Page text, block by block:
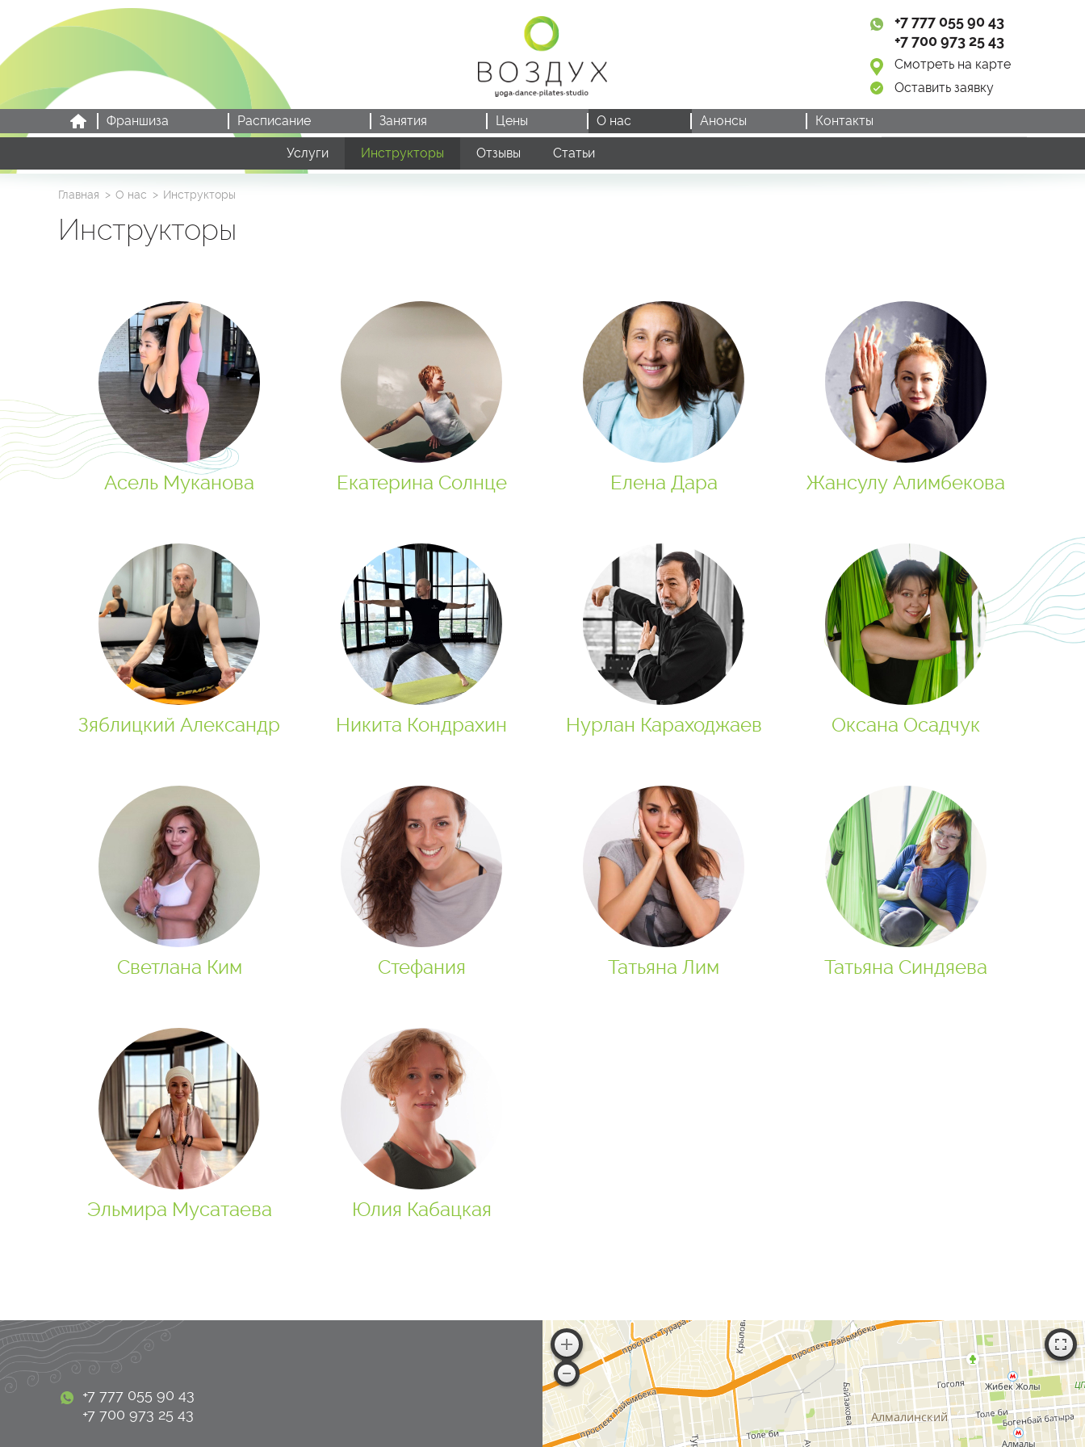
+7 777 055 90 43
+7 700 973 25 43
Смотреть на карте
Оставить заявку
Франшиза Расписание Занятия Цены О нас Анонсы Контакты
Услуги Инструкторы Отзывы Статьи
Главная О нас Инструкторы
Инструкторы
Асель Муканова Екатерина Солнце Елена Дара Жансулу Алимбекова
Зяблицкий Александр Никита Кондрахин Нурлан Караходжаев Оксана Осадчук
Светлана Ким Стефания Татьяна Лим Татьяна Синдяева
Эльмира Мусатаева Юлия Кабацкая
+7 777 055 90 43
+7 700 973 25 43